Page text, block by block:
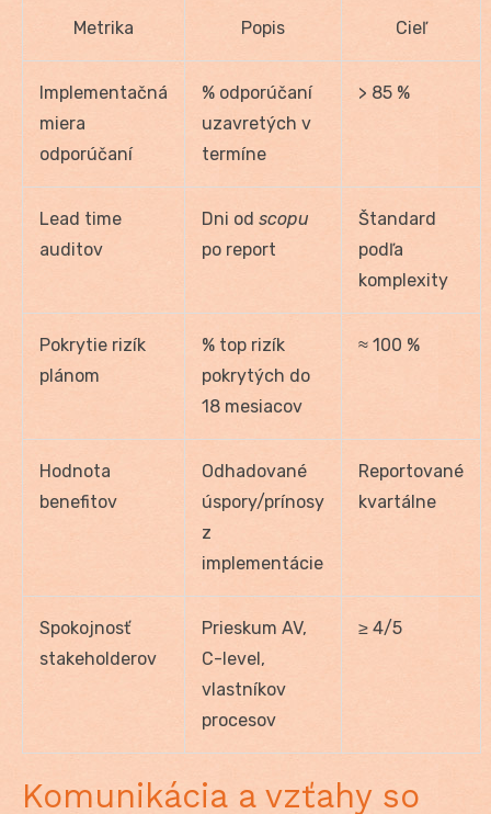
Metrika Popis Cieľ
Implementačná
miera
odporúčaní
% odporúčaní
uzavretých v
termíne
> 85 %
Lead time
auditov
Dni od scopu
po report
Štandard
podľa
komplexity
Pokrytie rizík
plánom
% top rizík
pokrytých do
18 mesiacov
≈ 100 %
Hodnota
benefitov
Odhadované
úspory/prínosy
z
implementácie
Reportované
kvartálne
Spokojnosť
stakeholderov
Prieskum AV,
C-level,
vlastníkov
procesov
≥ 4/5
Komunikácia a vzťahy so